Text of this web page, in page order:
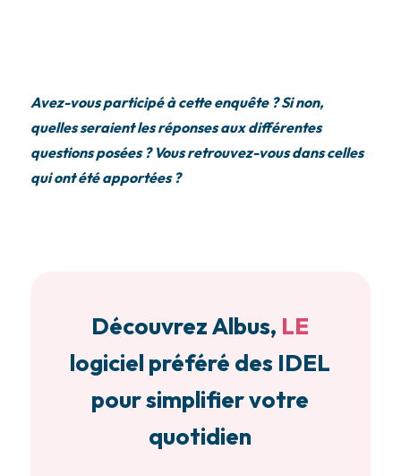
Avez-vous participé à cette enquête ? Si non,
quelles seraient les réponses aux différentes
questions posées ? Vous retrouvez-vous dans celles
qui ont été apportées ?
Découvrez Albus, LE
logiciel préféré des IDEL
pour simplifier votre
quotidien